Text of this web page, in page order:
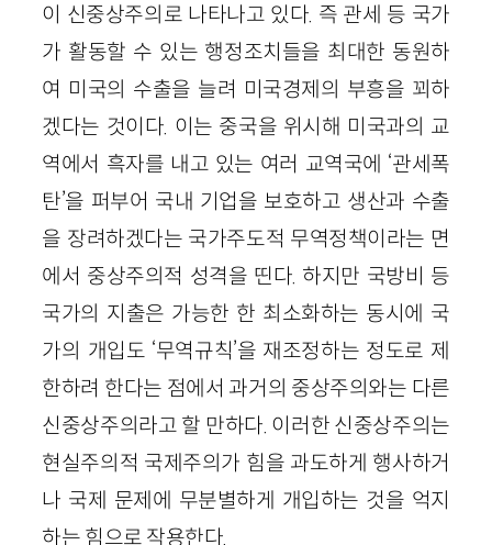
이 신중상주의로 나타나고 있다. 즉 관세 등 국가
가 활동할 수 있는 행정조치들을 최대한 동원하
여 미국의 수출을 늘려 미국경제의 부흥을 꾀하
겠다는 것이다. 이는 중국을 위시해 미국과의 교
역에서 흑자를 내고 있는 여러 교역국에 ‘관세폭
탄’을 퍼부어 국내 기업을 보호하고 생산과 수출
을 장려하겠다는 국가주도적 무역정책이라는 면
에서 중상주의적 성격을 띤다. 하지만 국방비 등
국가의 지출은 가능한 한 최소화하는 동시에 국
가의 개입도 ‘무역규칙’을 재조정하는 정도로 제
한하려 한다는 점에서 과거의 중상주의와는 다른
신중상주의라고 할 만하다. 이러한 신중상주의는
현실주의적 국제주의가 힘을 과도하게 행사하거
나 국제 문제에 무분별하게 개입하는 것을 억지
하는 힘으로 작용한다.